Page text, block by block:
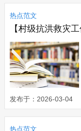
热点范文
【村级抗洪救灾
发布于：2026-03-04
热点范文